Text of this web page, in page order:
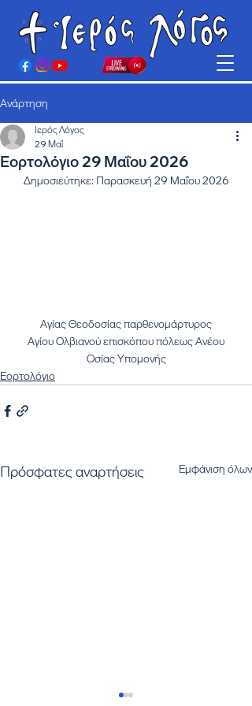
Ανάρτηση
Εορτολόγιο 29 Μαΐου 2026
Ιερός Λόγος
29 Μαΐ
Δημοσιεύτηκε: Παρασκευή 29 Μαΐου 2026
Αγίας Θεοδοσίας παρθενομάρτυρος
Αγίου Ολβιανού επισκόπου πόλεως Ανέου
Οσίας Υπομονής
Εορτολόγιο
Πρόσφατες αναρτήσεις Εμφάνιση όλων